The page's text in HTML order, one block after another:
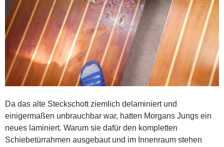
Da das alte Steckschott ziemlich delaminiert und
einigermaßen unbrauchbar war, hatten Morgans Jungs ein
neues laminiert. Warum sie dafür den kompletten
Schiebetürrahmen ausgebaut und im Innenraum stehen